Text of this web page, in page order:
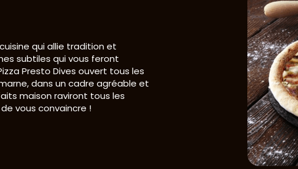
qui allie tradition et
subtiles qui vous feront
Presto Dives ouvert tous les
dans un cadre agréable et
maison raviront tous les
vous convaincre !